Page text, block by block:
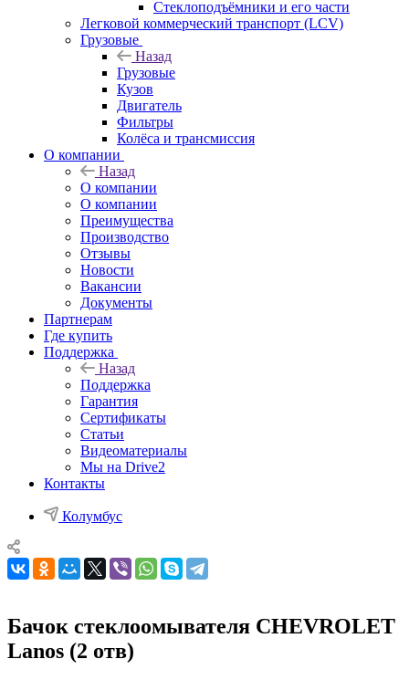
Стеклоподъёмники и его части
Легковой коммерческий транспорт (LCV)
Грузовые
Назад
Грузовые
Кузов
Двигатель
Фильтры
Колёса и трансмиссия
О компании
Назад
О компании
О компании
Преимущества
Производство
Отзывы
Новости
Вакансии
Документы
Партнерам
Где купить
Поддержка
Назад
Поддержка
Гарантия
Сертификаты
Статьи
Видеоматериалы
Мы на Drive2
Контакты
Колумбус
Бачок стеклоомывателя CHEVROLET
Lanos (2 отв)